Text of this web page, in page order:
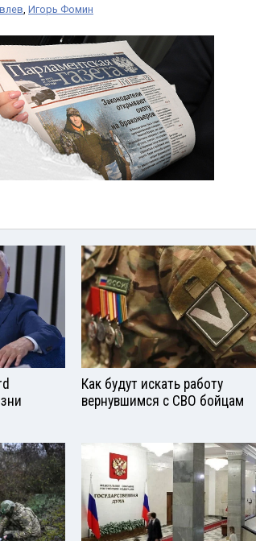
Игорь Фомин
Как будут искать работу
вернувшимся с СВО бойцам